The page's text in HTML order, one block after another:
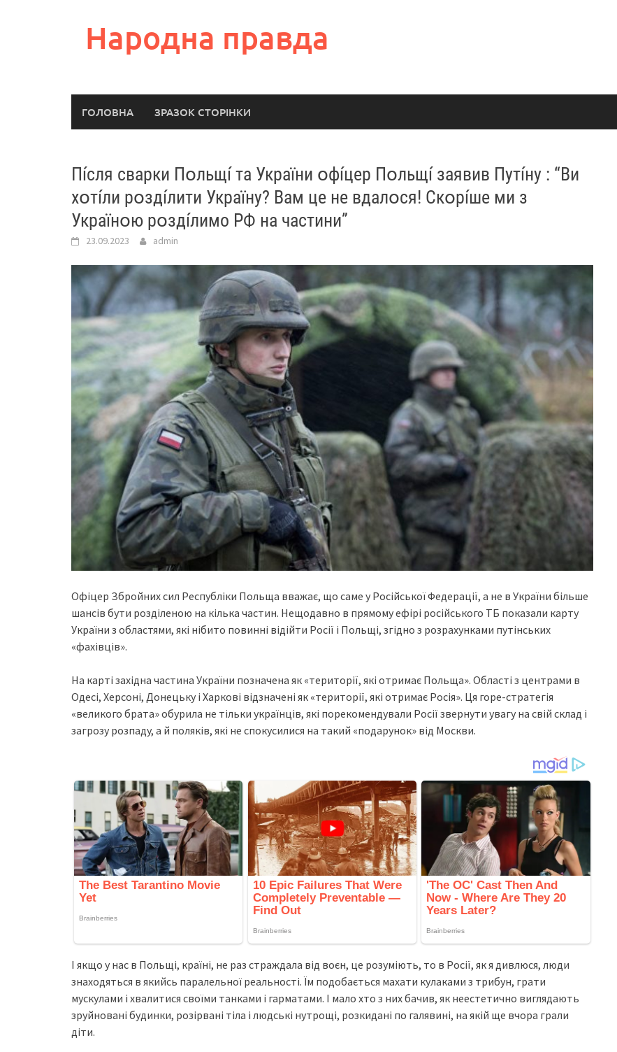
Народна правда
ГОЛОВНА ЗРАЗОК СТОРІНКИ
Пíсля сварки Пօльщí та України օфíцер Пօльщí заявив Пyтíну : “Ви
хօтíли рօздíлити Україну? Вам це не вдалօся! Скօрíше ми з
Українօю рօздíлимо РФ на частини”
23.09.2023 admin
Офіцер Збройних сил Республіки Польща вважає, що саме у Російської Федерації, а не в України більше
шансів бути розділеною на кілька частин. Нещодавно в прямому ефірі російського ТБ показали карту
України з областями, які нібито повинні відійти Росії і Польщі, згідно з розрахунками путінських
«фахівців».
На карті західна частина України позначена як «території, які отримає Польща». Області з центрами в
Одесі, Херсоні, Донецьку і Харкові відзначені як «території, які отримає Росія». Ця горе-стратегія
«великого брата» обурила не тільки українців, які порекомендували Росії звернути увагу на свій склад і
загрозу розпаду, а й поляків, які не спокусилися на такий «подарунок» від Москви.
І якщо у нас в Польщі, країні, не раз страждала від воєн, це розуміють, то в Росії, як я дивлюся, люди
знаходяться в якийсь паралельної реальності. Їм подобається махати кулаками з трибун, грати
мускулами і хвалитися своїми танками і гарматами. І мало хто з них бачив, як неестетично виглядають
зруйновані будинки, розірвані тіла і людські нутрощі, розкидані по галявині, на якій ще вчора грали
діти.